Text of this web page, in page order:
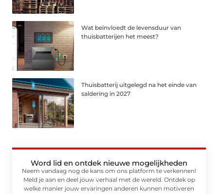
Wat beïnvloedt de levensduur van
thuisbatterijen het meest?
Thuisbatterij uitgelegd na het einde van
saldering in 2027
Word lid en ontdek nieuwe mogelijkheden
Neem vandaag nog de kans om ons platform te verkennen!
Meld je aan en deel jouw verhaal met de wereld. Ontdek op
welke manier jouw ervaringen anderen kunnen motiveren